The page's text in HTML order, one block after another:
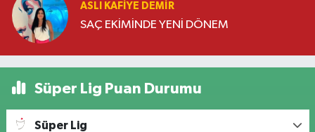
ASLI KAFIYE DEMIR
SAÇ EKİMİNDE YENİ DÖNEM
Süper Lig Puan Durumu
Süper Lig